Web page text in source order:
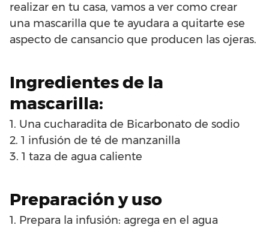
realizar en tu casa, vamos a ver como crear
una mascarilla que te ayudara a quitarte ese
aspecto de cansancio que producen las ojeras.
Ingredientes de la
mascarilla:
1. Una cucharadita de Bicarbonato de sodio
2. 1 infusión de té de manzanilla
3. 1 taza de agua caliente
Preparación y uso
1. Prepara la infusión: agrega en el agua